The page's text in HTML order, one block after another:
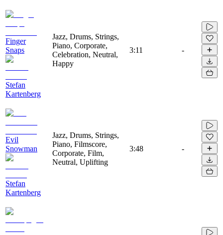
Finger
Snaps
Stefan
Kartenberg
Jazz, Drums, Strings,
Piano, Corporate,
Celebration, Neutral,
Happy
3:11 -
Evil
Snowman
Stefan
Kartenberg
Jazz, Drums, Strings,
Piano, Filmscore,
Corporate, Film,
Neutral, Uplifting
3:48 -